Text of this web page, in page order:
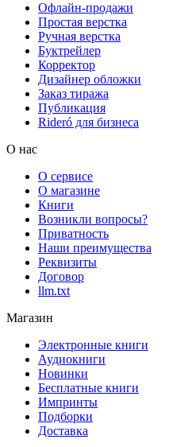
Офлайн-продажи
Простая верстка
Ручная верстка
Буктрейлер
Корректор
Дизайнер обложки
Заказ тиража
Публикация
Rideró для бизнеса
О нас
О сервисе
О магазине
Книги
Возникли вопросы?
Приватность
Наши преимущества
Реквизиты
Договор
llm.txt
Магазин
Электронные книги
Аудиокниги
Новинки
Бесплатные книги
Импринты
Подборки
Доставка